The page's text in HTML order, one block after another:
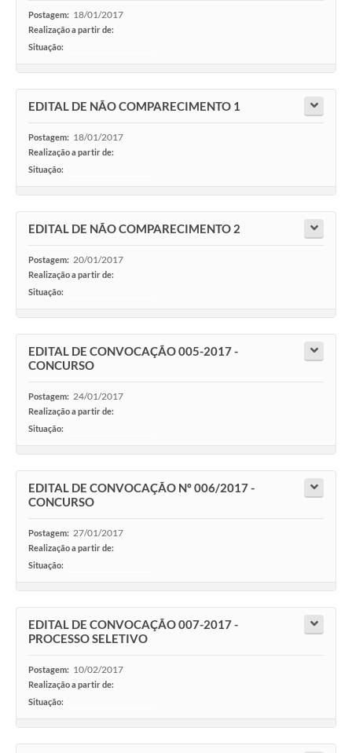
Postagem: 18/01/2017
Realização a partir de:
Situação:
EDITAL DE NÃO COMPARECIMENTO 1
Postagem: 18/01/2017
Realização a partir de:
Situação:
EDITAL DE NÃO COMPARECIMENTO 2
Postagem: 20/01/2017
Realização a partir de:
Situação:
EDITAL DE CONVOCAÇÃO 005-2017 -
CONCURSO
Postagem: 24/01/2017
Realização a partir de:
Situação:
EDITAL DE CONVOCAÇÃO Nº 006/2017 -
CONCURSO
Postagem: 27/01/2017
Realização a partir de:
Situação:
EDITAL DE CONVOCAÇÃO 007-2017 -
PROCESSO SELETIVO
Postagem: 10/02/2017
Realização a partir de:
Situação: